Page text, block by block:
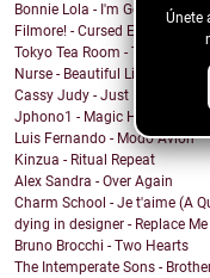
Únete
Bonnie Lola - I'm Going Home
Filmore! - Cursed Energy
Tokyo Tea Room - Tell Me How
Nurse - Beautiful Lie
Cassy Judy - Just For Being
Jphono1 - Magic Here
Luis Fernando - Modo Avion
Kinzua - Ritual Repeat
Alex Sandra - Over Again
Charm School - Je t'aime (A
dying in designer - Replace Me
Bruno Brocchi - Two Hearts
The Intemperate Sons -